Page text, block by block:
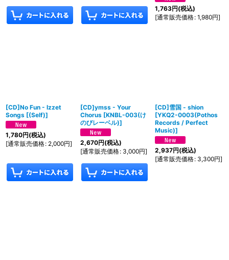
1,763円(税込)
[通常販売価格: 1,980円]
[CD]No Fun - Izzet
Songs [(Self)]
1,780円(税込)
[通常販売価格: 2,000円]
[CD]ymss - Your
Chorus [KNBL-003(け
のびレーベル)]
2,670円(税込)
[通常販売価格: 3,000円]
[CD]雪国 - shion
[YKQ2-0003(Pothos
Records / Perfect
Music)]
2,937円(税込)
[通常販売価格: 3,300円]